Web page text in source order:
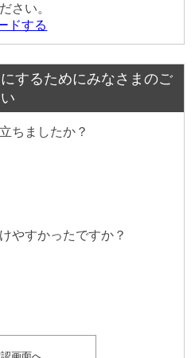
さい。
ドする
するためにみなさまのご
ちましたか？
やすかったですか？